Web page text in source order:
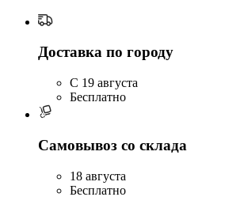
Доставка по городу
C 19 августа
Бесплатно
Самовывоз со склада
18 августа
Бесплатно